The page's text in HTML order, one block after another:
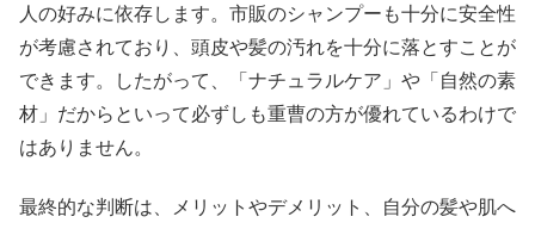
人の好みに依存します。市販のシャンプーも十分に安全性
が考慮されており、頭皮や髪の汚れを十分に落とすことが
できます。したがって、「ナチュラルケア」や「自然の素
材」だからといって必ずしも重曹の方が優れているわけで
はありません。
最終的な判断は、メリットやデメリット、自分の髪や肌へ